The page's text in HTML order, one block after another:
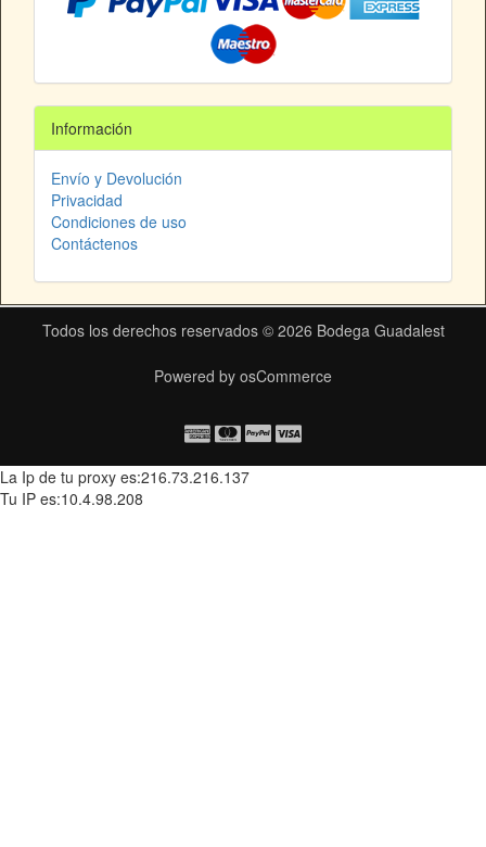
Información
Envío y Devolución
Privacidad
Condiciones de uso
Contáctenos
Todos los derechos reservados © 2026 Bodega Guadalest
Powered by osCommerce
La Ip de tu proxy es:216.73.216.137
Tu IP es:10.4.98.208